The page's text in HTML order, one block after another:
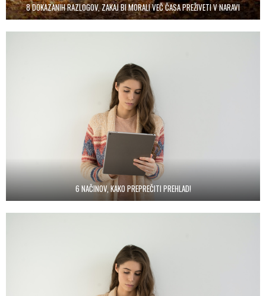
8 DOKAZANIH RAZLOGOV, ZAKAJ BI MORALI VEČ ČASA PREŽIVETI V NARAVI
6 NAČINOV, KAKO PREPREČITI PREHLAD!